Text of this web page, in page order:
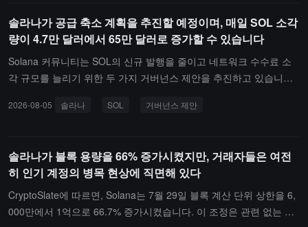
99.9%의 세션 가용성을 달성했다고 밝혔습니다.Coinbase는 또한 S
olana가 2026년 늦은 시기에 추진할 예정인 Alpenglow 합의 업그레
이드를 위해 준비 중이며, 여기에는 커뮤니티 테스트 노드 운영, 새로
운 합의 건강 모니터링 도구 개발, 관련 투표 계좌 업그레이드 검증
솔라나가 공급 축소 계획을 추진할 예정이며, 매일 SOL 소각
량이 4.7만 달러에서 65만 달러로 증가할 수 있습니다
Solana 커뮤니티는 SOL의 신규 발행을 줄이고 네트워크 수수료 소
각 규모를 늘리기 위한 두 가지 거버넌스 제안을 추진하고 있습니다.
커니즘 도입을 제안하며, 거래가 차지하는 네트워크 자원에 따라 비
것으로 예상됩니다.또 다른 제안 SIMD-0550은 SOL의 연간 인플레
이션 감소 속도를 두 배로 늘려 1.5%의 최소 인플레이션 목표를 202
9년까지 달성하도록 하고, 원래 계획인 2032년보다 앞당길 계획입니
다. 이 계획은 향후 6년 동안 약 1890만 개의 SOL 발행을 줄일 것으
2026-08-05 솔라나 SOL 거버넌스 제안
솔라나가 블록 용량을 66% 증가시켰지만, 거래자들은 여전
히 인기 계정의 병목 현상에 직면해 있다
CryptoSlate에 따르면, Solana는 7월 29일 블록 계산 단위 상한을 6,
000만에서 1억으로 66.7% 증가시켰습니다. 이 조정은 관련 없는 거